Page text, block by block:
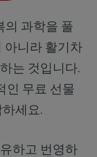
의 과학을 풀
아니라 활기차
는 것입니다.
인 무료 선물
세요.
하고 번영하